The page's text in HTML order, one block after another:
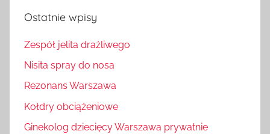
Ostatnie wpisy
Zespół jelita drażliwego
Nisita spray do nosa
Rezonans Warszawa
Kołdry obciążeniowe
Ginekolog dziecięcy Warszawa prywatnie